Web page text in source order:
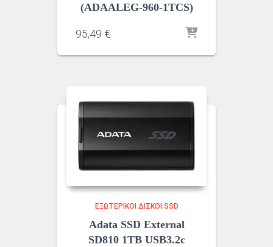
(ADAALEG-960-1TCS)
95,49 €
ΕΞΩΤΕΡΙΚΟΊ ΔΊΣΚΟΙ SSD
Adata SSD External
SD810 1TB USB3.2c